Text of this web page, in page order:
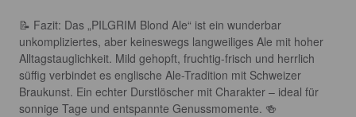
📝 Fazit: Das „PILGRIM Blond Ale“ ist ein wunderbar
unkompliziertes, aber keineswegs langweiliges Ale mit hoher
Alltagstauglichkeit. Mild gehopft, fruchtig-frisch und herrlich
süffig verbindet es englische Ale-Tradition mit Schweizer
Braukunst. Ein echter Durstlöscher mit Charakter – ideal für
sonnige Tage und entspannte Genussmomente. 🍻